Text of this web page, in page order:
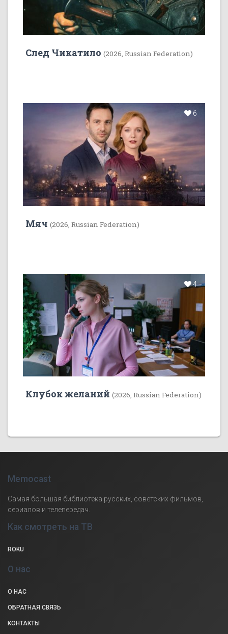
След Чикатило (2026, Russian Federation)
6
Мяч (2026, Russian Federation)
4
Клубок желаний (2026, Russian Federation)
Memocast
Самая большая библиотека русских, советских фильмов,
сериалов и телепередач.
Как смотреть на ТВ
ROKU
О нас
О НАС
ОБРАТНАЯ СВЯЗЬ
КОНТАКТЫ